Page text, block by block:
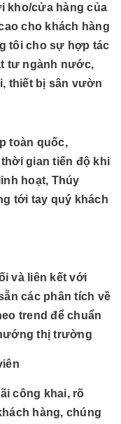
kho/cửa hàng của
cho khách hàng
tôi cho sự hợp tác
tư ngành nước,
thiết bị sân vườn
toàn quốc,
gian tiến độ khi
hoạt, Thúy
tới tay quý khách
và liên kết với
các phân tích về
trend để chuẩn
thị trường
công khai, rõ
hàng, chúng